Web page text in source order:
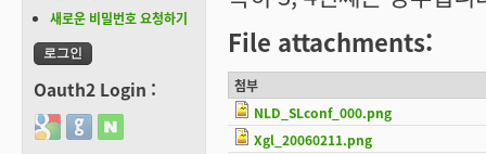
File attachments:
첨부
NLD_SLconf_000.png
Xgl_20060211.png
새로운 비밀번호 요청하기
Oauth2 Login :
Login with Google
Login with GitHub
Login with Naver